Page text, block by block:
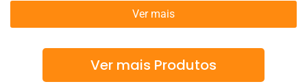
Ver mais
Ver mais Produtos